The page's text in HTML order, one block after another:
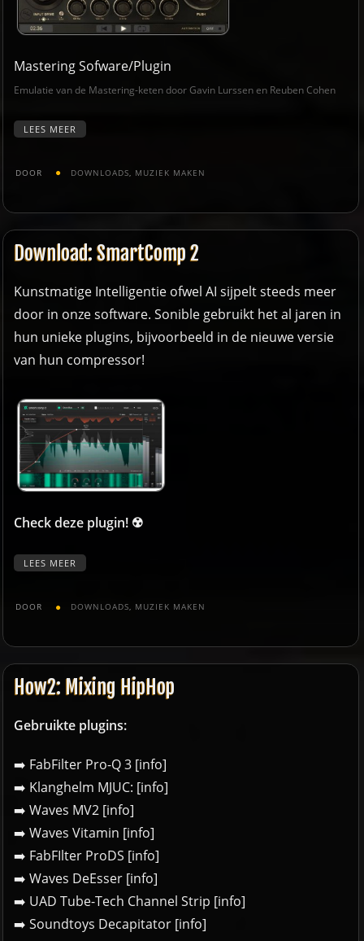
Mastering Sofware/Plugin
Emulatie van de Mastering-keten door Gavin Lurssen en Reuben Cohen
LEES MEER
DOOR DOWNLOADS, MUZIEK MAKEN
Download: SmartComp 2
Kunstmatige Intelligentie ofwel AI sijpelt steeds meer
door in onze software. Sonible gebruikt het al jaren in
hun unieke plugins, bijvoorbeeld in de nieuwe versie
van hun compressor!
Check deze plugin! ☢️
LEES MEER
DOOR DOWNLOADS, MUZIEK MAKEN
How2: Mixing HipHop
Gebruikte plugins:
➡️ FabFilter Pro-Q 3 [info]
➡️ Klanghelm MJUC: [info]
➡️ Waves MV2 [info]
➡️ Waves Vitamin [info]
➡️ FabFIlter ProDS [info]
➡️ Waves DeEsser [info]
➡️ UAD Tube-Tech Channel Strip [info]
➡️ Soundtoys Decapitator [info]